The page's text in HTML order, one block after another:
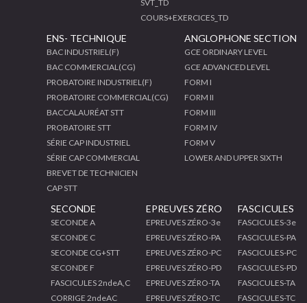
SVT_TD
COURS+EXERCICES_TD
ENS- TECHNIQUE
BAC INDUSTRIEL(F)
BAC COMMERCIAL(CG)
PROBATOIRE INDUSTRIEL(F)
PROBATOIRE COMMERCIAL(CG)
BACCALAURÉAT STT
PROBATOIRE STT
SÉRIE CAP INDUSTRIEL
SÉRIE CAP COMMERCIAL
BREVET DE TECHNICIEN
CAP STT
ANGLOPHONE SECTION
GCE ORDINARY LEVEL
GCE ADVANCED LEVEL
FORM I
FORM II
FORM III
FORM IV
FORM V
LOWER AND UPPER SIXTH
SECONDE
SECONDE A
SECONDE C
SECONDE CG+STT
SECONDE F
FASCICULES 2ndeA,C
CORRIGE 2ndeAC
EPREUVES ZÉRO
EPREUVES ZÉRO-3e
EPREUVES ZÉRO-PA
EPREUVES ZÉRO-PC
EPREUVES ZÉRO-PD
EPREUVES ZÉRO-TA
EPREUVES ZÉRO-TC
FASCICULES
FASCICULES-3e
FASCICULES-PA
FASCICULES-PC
FASCICULES-PD
FASCICULES-TA
FASCICULES-TC